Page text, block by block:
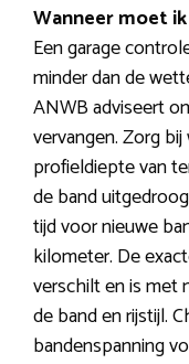
Wanneer moet
Een garage
minder dan de
ANWB adviseert
vervangen. Zorg
profieldiepte van
de band
tijd voor nieuwe
kilometer. De
verschilt en is met
de band en rijstijl.
bandenspanning